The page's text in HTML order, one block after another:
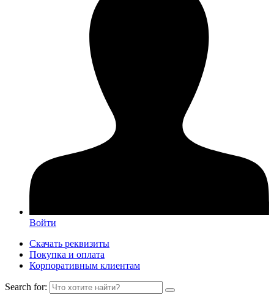
Войти
Скачать реквизиты
Покупка и оплата
Корпоративным клиентам
Search for: